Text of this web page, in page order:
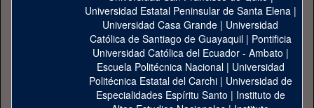
Universidad Estatal Peninsular de Santa Elena|
Universidad Casa Grande | Universidad
Católica de Santiago de Guayaquil| Pontificia
Universidad Católica del Ecuador - Ambato |
Escuela Politécnica Nacional| Universidad
Politécnica Estatal del Carchi| Universidad de
Especialidades Espíritu Santo | Instituto de